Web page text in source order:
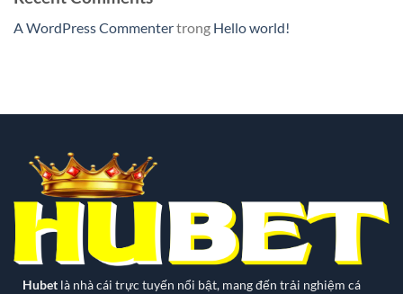
A WordPress Commentertrong Hello world!
Hubet là nhà cái trực tuyến nổi bật, mang đến trải nghiệm cá